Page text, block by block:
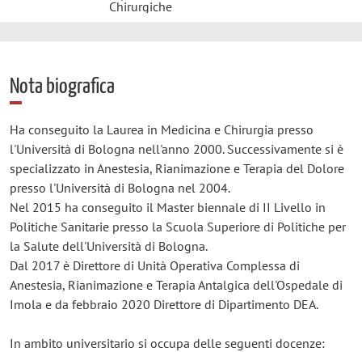
Chirurgiche
Nota biografica
Ha conseguito la Laurea in Medicina e Chirurgia presso
l'Università di Bologna nell'anno 2000. Successivamente si è
specializzato in Anestesia, Rianimazione e Terapia del Dolore
presso l'Università di Bologna nel 2004.
Nel 2015 ha conseguito il Master biennale di II Livello in
Politiche Sanitarie presso la Scuola Superiore di Politiche per
la Salute dell'Università di Bologna.
Dal 2017 è Direttore di Unità Operativa Complessa di
Anestesia, Rianimazione e Terapia Antalgica dell'Ospedale di
Imola e da febbraio 2020 Direttore di Dipartimento DEA.
In ambito universitario si occupa delle seguenti docenze: